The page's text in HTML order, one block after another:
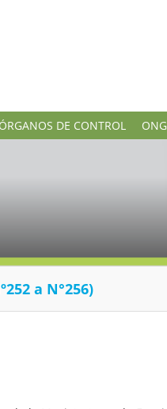
ÓRGANOS DE CONTROL ONG
a N°256)